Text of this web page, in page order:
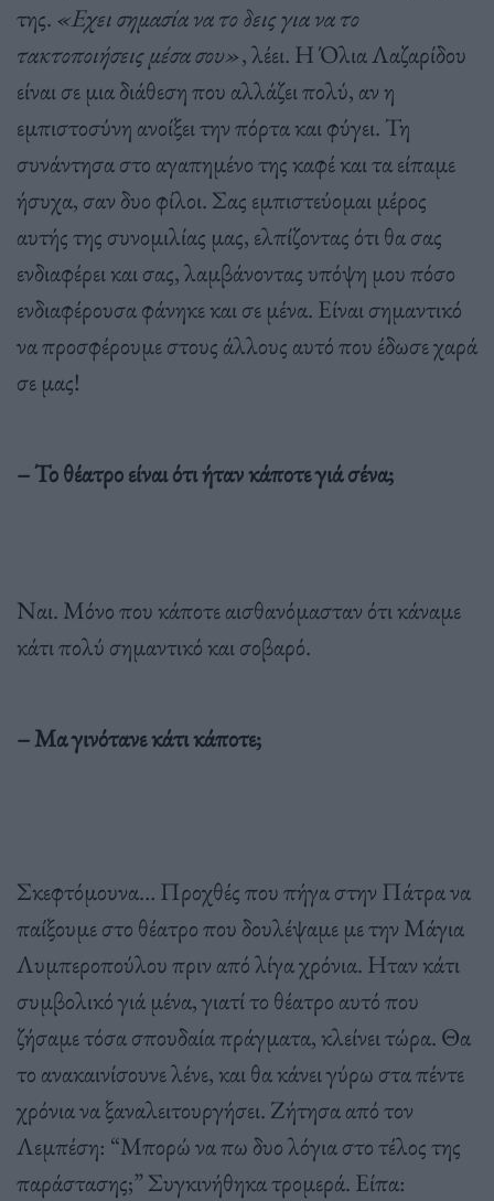
της. «Εχει σηµασία να το δεις για να το
τακτοποιήσεις µέσα σου», λέει. Η Όλια Λαζαρίδου
είναι σε µια διάθεση που αλλάζει πολύ, αν η
εµπιστοσύνη ανοίξει την πόρτα και φύγει. Τη
συνάντησα στο αγαπηµένο της καφέ και τα είπαµε
ήσυχα, σαν δυο φίλοι. Σας εµπιστεύοµαι µέρος
αυτής της συνοµιλίας µας, ελπίζοντας ότι θα σας
ενδιαφέρει και σας, λαµβάνοντας υπόψη µου πόσο
ενδιαφέρουσα φάνηκε και σε µένα. Είναι σηµαντικό
να προσφέρουµε στους άλλους αυτό που έδωσε χαρά
σε µας!
– Το θέατρο είναι ότι ήταν κάποτε γιά σένα;
Ναι. Μόνο που κάποτε αισθανόµασταν ότι κάναµε
κάτι πολύ σηµαντικό και σοβαρό.
– Μα γινότανε κάτι κάποτε;
Σκεφτόµουνα… Προχθές που πήγα στην Πάτρα να
παίξουµε στο θέατρο που δουλέψαµε µε την Μάγια
Λυµπεροπούλου πριν από λίγα χρόνια. Ηταν κάτι
συµβολικό γιά µένα, γιατί το θέατρο αυτό που
ζήσαµε τόσα σπουδαία πράγµατα, κλείνει τώρα. Θα
το ανακαινίσουνε λένε, και θα κάνει γύρω στα πέντε
χρόνια να ξαναλειτουργήσει. Ζήτησα από τον
Λεµπέση: “Μπορώ να πω δυο λόγια στο τέλος της
παράστασης;” Συγκινήθηκα τροµερά. Είπα: